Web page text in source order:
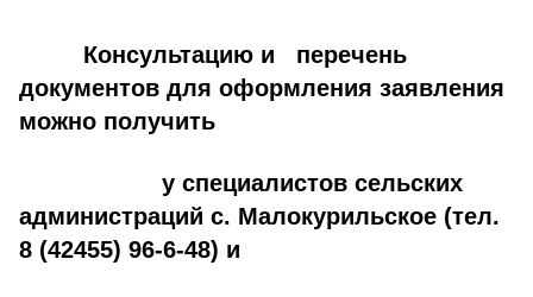
Консультацию и перечень
документов для оформления заявления
можно получить
у специалистов сельских
администраций с. Малокурильское (тел.
8 (42455) 96-6-48) и